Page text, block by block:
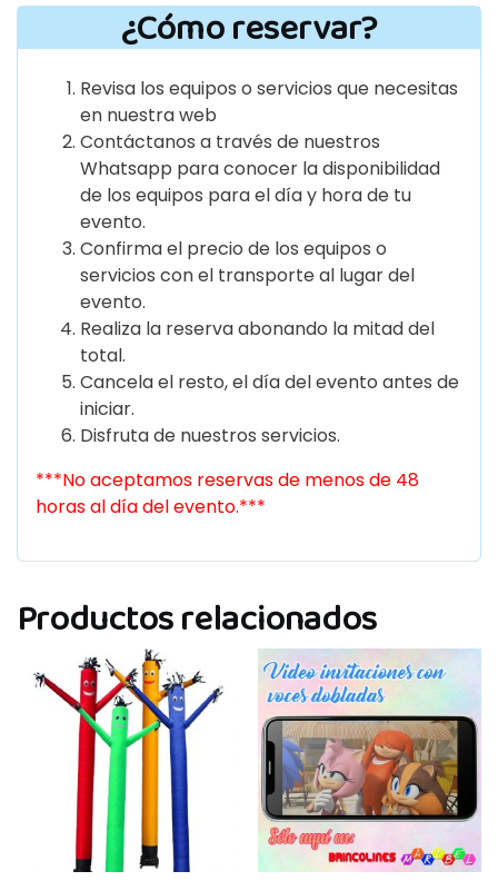
¿Cómo reservar?
Revisa los equipos o servicios que necesitas
en nuestra web
Contáctanos a través de nuestros
Whatsapp para conocer la disponibilidad
de los equipos para el día y hora de tu
evento.
Confirma el precio de los equipos o
servicios con el transporte al lugar del
evento.
Realiza la reserva abonando la mitad del
total.
Cancela el resto, el día del evento antes de
iniciar.
Disfruta de nuestros servicios.
***No aceptamos reservas de menos de 48
horas al día del evento.***
Productos relacionados